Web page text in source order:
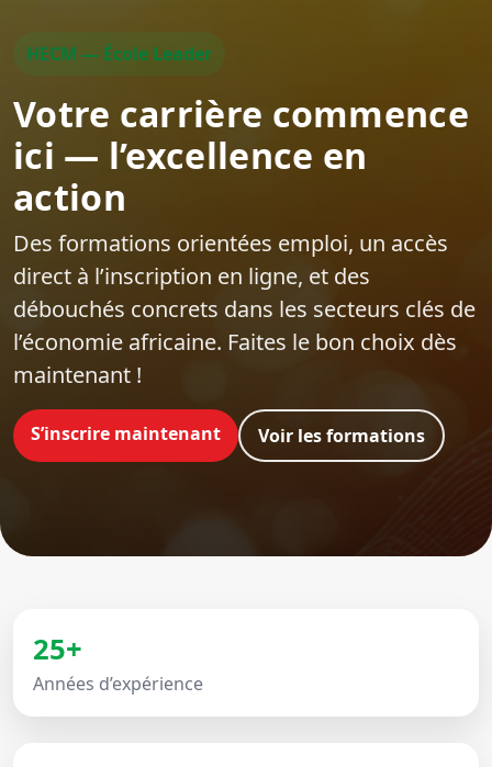
HECM — École Leader
Votre carrière commence
ici — l’excellence en
action
Des formations orientées emploi‍, un accès
direct à l’inscription en ligne, et des
débouchés concrets dans les secteurs clés de
l’économie africaine. Faites le bon choix dès
maintenant !
S’inscrire maintenant Voir les formations
25+
Années d’expérience